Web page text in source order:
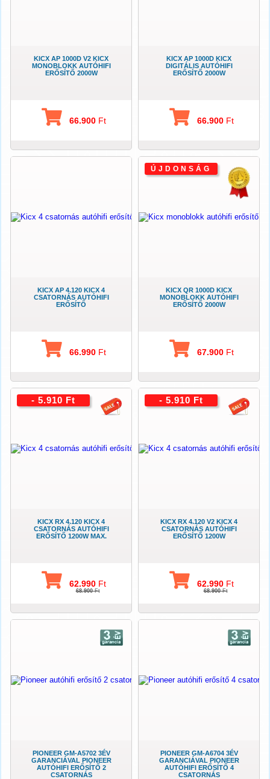
KICX AP 1000D V2 KICX
MONOBLOKK AUTÓHIFI
ERŐSÍTŐ 2000W
66.900 Ft
KICX AP 1000D KICX
DIGITÁLIS AUTÓHIFI
ERŐSÍTŐ 2000W
66.900 Ft
KICX AP 4.120 KICX 4
CSATORNÁS AUTÓHIFI
ERŐSÍTŐ
66.990 Ft
KICX QR 1000D KICX
MONOBLOKK AUTÓHIFI
ERŐSÍTŐ 2000W
67.900 Ft
ÚJDONSÁG
KICX RX 4.120 KICX 4
CSATORNÁS AUTÓHIFI
ERŐSÍTŐ 1200W MAX.
62.990 Ft
68.900Ft
- 5.910 Ft
KICX RX 4.120 V2 KICX 4
CSATORNÁS AUTÓHIFI
ERŐSÍTŐ 1200W
62.990 Ft
68.900Ft
- 5.910 Ft
PIONEER GM-A5702 3ÉV
GARANCIÁVAL PIONEER
AUTÓHIFI ERŐSÍTŐ 2
CSATORNÁS
PIONEER GM-A6704 3ÉV
GARANCIÁVAL PIONEER
AUTÓHIFI ERŐSÍTŐ 4
CSATORNÁS